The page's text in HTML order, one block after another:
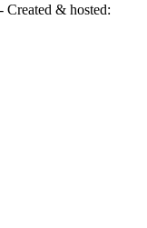
& hosted: